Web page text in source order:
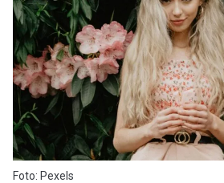
Foto: Pexels